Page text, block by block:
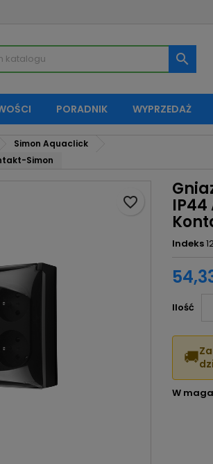

PORADNIK WYPRZEDAŻ
Simon Aquaclick
Simon
Indeks
Ilość
favorite_border
🚚
W
by zapisać produkty na swojej liście życzeń.